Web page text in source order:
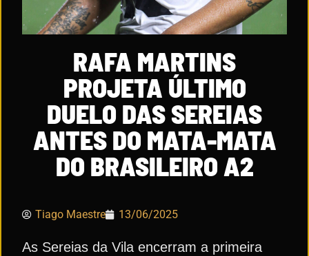
RAFA MARTINS
PROJETA ÚLTIMO
DUELO DAS SEREIAS
ANTES DO MATA-MATA
DO BRASILEIRO A2
Tiago Maestre 13/06/2025
As Sereias da Vila encerram a primeira